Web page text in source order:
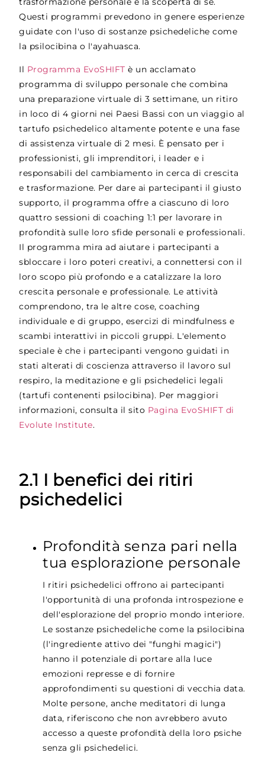
Questi programmi prevedono in genere esperienze
guidate con l'uso di sostanze psichedeliche come
la psilocibina o l'ayahuasca.
Il Programma EvoSHIFT è un acclamato
programma di sviluppo personale che combina
una preparazione virtuale di 3 settimane, un ritiro
in loco di 4 giorni nei Paesi Bassi con un viaggio al
tartufo psichedelico altamente potente e una fase
di assistenza virtuale di 2 mesi. È pensato per i
professionisti, gli imprenditori, i leader e i
responsabili del cambiamento in cerca di crescita
e trasformazione. Per dare ai partecipanti il giusto
supporto, il programma offre a ciascuno di loro
quattro sessioni di coaching 1:1 per lavorare in
profondità sulle loro sfide personali e professionali.
Il programma mira ad aiutare i partecipanti a
sbloccare i loro poteri creativi, a connettersi con il
loro scopo più profondo e a catalizzare la loro
crescita personale e professionale. Le attività
comprendono, tra le altre cose, coaching
individuale e di gruppo, esercizi di mindfulness e
scambi interattivi in piccoli gruppi. L'elemento
speciale è che i partecipanti vengono guidati in
stati alterati di coscienza attraverso il lavoro sul
respiro, la meditazione e gli psichedelici legali
(tartufi contenenti psilocibina). Per maggiori
informazioni, consulta il sito Pagina EvoSHIFT di
Evolute Institute.
2.1 I benefici dei ritiri
psichedelici
Profondità senza pari nella
tua esplorazione personale
I ritiri psichedelici offrono ai partecipanti
l'opportunità di una profonda introspezione e
dell'esplorazione del proprio mondo interiore.
Le sostanze psichedeliche come la psilocibina
(l'ingrediente attivo dei "funghi magici")
hanno il potenziale di portare alla luce
emozioni represse e di fornire
approfondimenti su questioni di vecchia data.
Molte persone, anche meditatori di lunga
data, riferiscono che non avrebbero avuto
accesso a queste profondità della loro psiche
senza gli psichedelici.